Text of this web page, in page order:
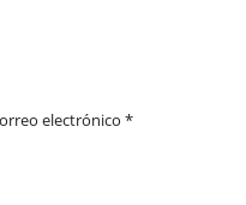
electrónico *